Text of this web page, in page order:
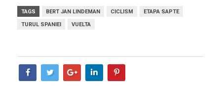
TAGS BERT JAN LINDEMAN CICLISM
ETAPA SAPTE
TURUL SPANIEI
VUELTA